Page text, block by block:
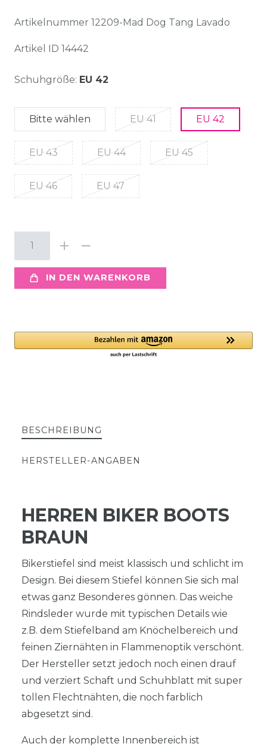
Artikelnummer 12209-Mad Dog Tang Lavado
Artikel ID 14442
Schuhgröße: EU 42
Bitte wählen EU 41 EU 42
EU 43 EU 44 EU 45
EU 46 EU 47
IN DEN WARENKORB
BESCHREIBUNG
HERSTELLER-ANGABEN
HERREN BIKER BOOTS
BRAUN
Bikerstiefel sind meist klassisch und schlicht im
Design. Bei diesem Stiefel können Sie sich mal
etwas ganz Besonderes gönnen. Das weiche
Rindsleder wurde mit typischen Details wie
z.B. dem Stiefelband am Knöchelbereich und
feinen Ziernähten in Flammenoptik verschönt.
Der Hersteller setzt jedoch noch einen drauf
und verziert Schaft und Schuhblatt mit super
tollen Flechtnähten, die noch farblich
abgesetzt sind.
Auch der komplette Innenbereich ist